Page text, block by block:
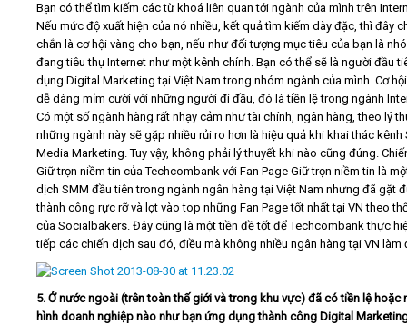
Bạn có thể tìm kiếm các từ khoá liên quan tới ngành của mình trên
Nếu mức độ xuất hiện của nó nhiều, kết quả tìm kiếm dày đặc, thì đây
chắn là cơ hội vàng cho bạn, nếu như đối tượng mục tiêu của bạn là
đang tiêu thụ Internet như một kênh chính. Bạn có thể sẽ là người đầu
dụng Digital Marketing tại Việt Nam trong nhóm ngành của mình. Cơ
dễ dàng mỉm cười với những người đi đầu, đó là tiền lệ trong ngành
Có một số ngành hàng rất nhạy cảm như tài chính, ngân hàng, theo lý
những ngành này sẽ gặp nhiều rủi ro hơn là hiệu quả khi khai thác kênh
Media Marketing. Tuy vậy, không phải lý thuyết khi nào cũng đúng.
Giữ trọn niềm tin của Techcombank với Fan Page Giữ trọn niềm tin là
dịch SMM đầu tiên trong ngành ngân hàng tại Việt Nam nhưng đã gặt
thành công rực rỡ và lọt vào top những Fan Page tốt nhất tại VN theo
của Socialbakers. Đây cũng là một tiền đề tốt để Techcombank thực
tiếp các chiến dịch sau đó, điều mà không nhiều ngân hàng tại VN làm
5. Ở nước ngoài (trên toàn thế giới và trong khu vực) đã có tiền lệ hoặc
hình doanh nghiệp nào như bạn ứng dụng thành công Digital